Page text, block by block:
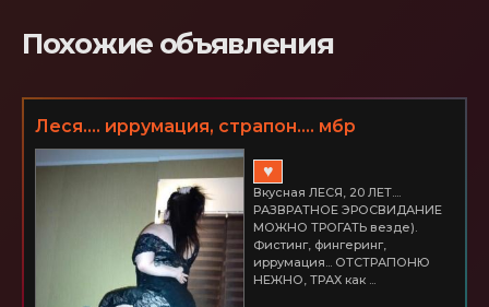
Похожие объявления
Леся.... иррумация, страпон.... мбр
♥
Вкусная ЛЕСЯ, 20 ЛЕТ....
РАЗВРАТНОЕ ЭРОСВИДАНИЕ
МОЖНО ТРОГАТЬ везде).
Фистинг, фингеринг,
иррумация... ОТСТРАПОНЮ
НЕЖНО, ТРАХ как ...